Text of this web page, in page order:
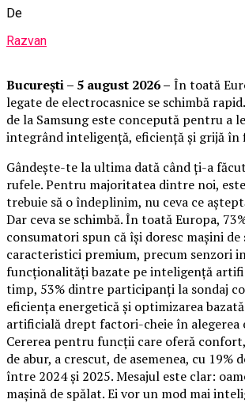
De
Razvan
București – 5 august 2026 – În toată
legate de electrocasnice se schimbă
de la Samsung este concepută pentru a
integrând inteligență, eficiență și grijă în
Gândește-te la ultima dată când ți-a
rufele. Pentru majoritatea dintre noi,
trebuie să o îndeplinim, nu ceva ce
Dar ceva se schimbă. În toată Europa,
consumatori spun că își doresc mașini de
caracteristici premium, precum senzori
funcționalități bazate pe inteligență
timp, 53% dintre participanți la sondaj
eficiența energetică și optimizarea
artificială drept factori-cheie în alegerea
Cererea pentru funcții care oferă
de abur, a crescut, de asemenea, cu 19%
între 2024 și 2025. Mesajul este clar:
mașină de spălat. Ei vor un mod mai